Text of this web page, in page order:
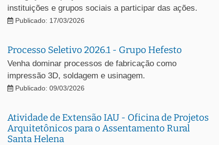
instituições e grupos sociais a participar das ações.
Publicado: 17/03/2026
Processo Seletivo 2026.1 - Grupo Hefesto
Venha dominar processos de fabricação como
impressão 3D, soldagem e usinagem.
Publicado: 09/03/2026
Atividade de Extensão IAU - Oficina de Projetos
Arquitetônicos para o Assentamento Rural
Santa Helena